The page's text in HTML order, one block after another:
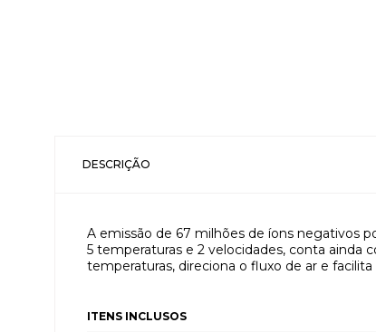
DESCRIÇÃO
A emissão de 67 milhões de íons negativos
5 temperaturas e 2 velocidades, conta ainda
temperaturas, direciona o fluxo de ar e
ITENS INCLUSOS